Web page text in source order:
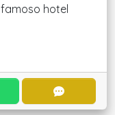
hotel
POR